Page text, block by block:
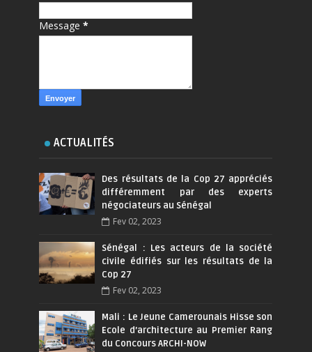
Message*
ACTUALITÉS
Des résultats de la Cop 27 appréciés
différemment par des experts
négociateurs au Sénégal
Fev 02, 2023
Sénégal : Les acteurs de la société
civile édifiés sur les résultats de la
Cop 27
Fev 02, 2023
Mali : Le Jeune Camerounais Hisse son
Ecole d’architecture au Premier Rang
du Concours ARCHI-NOW